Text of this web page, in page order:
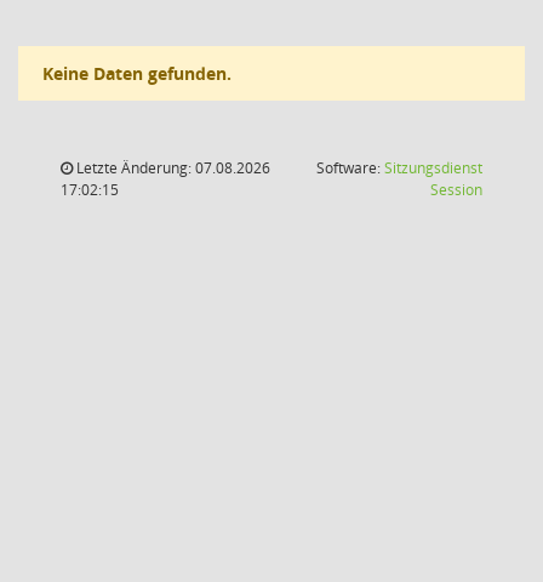
Keine Daten gefunden.
Letzte Änderung: 07.08.2026
17:02:15
Software:Sitzungsdienst
Session(Wird in